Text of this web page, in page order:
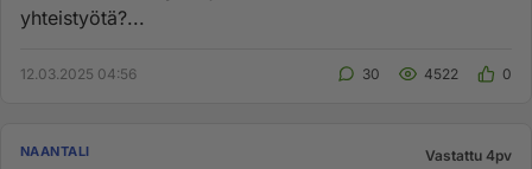
yhteistyötä?...
12.03.2025 04:56 30 4522 0
NAANTALI Vastattu 4pv